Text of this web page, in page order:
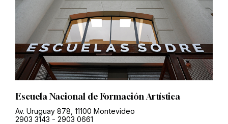
Escuela Nacional de Formación Artística
Av. Uruguay 878, 11100 Montevideo
2903 3143 - 2903 0661